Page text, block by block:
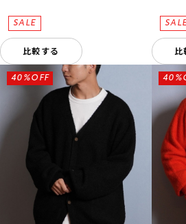
比較する 比
40%OFF